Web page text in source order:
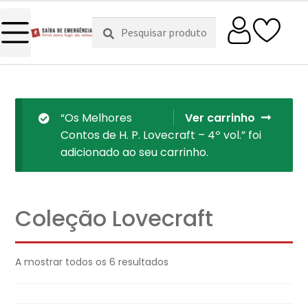
Pesquisar
por:
Pesquisa
Ver carrinho
“Os Melhores
Contos de H. P. Lovecraft – 4º vol.” foi
adicionado ao seu carrinho.
Coleção Lovecraft
A mostrar todos os 6 resultados